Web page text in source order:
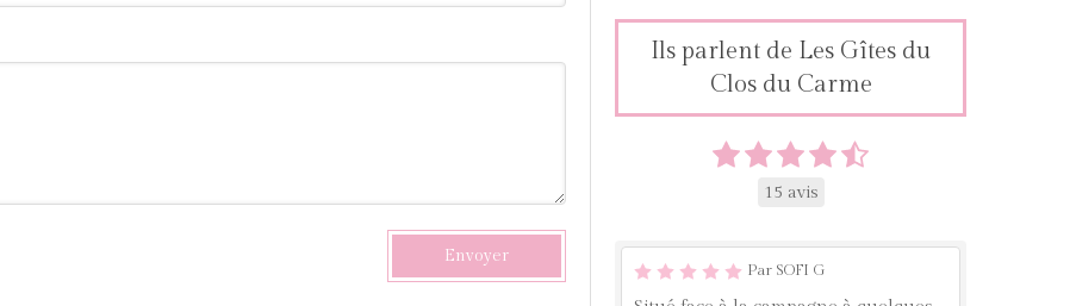
Envoyer
Ils parlent de Les Gîtes du
Clos du Carme
15 avis
Par SOFI G